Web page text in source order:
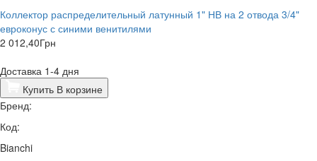
Коллектор распределительный латунный 1" НВ на 2 отвода 3/4"
евроконус с синими венитилями
2 012,40Грн
Доставка 1-4 дня
Купить В корзине
Бренд:
Код:
Bianchi